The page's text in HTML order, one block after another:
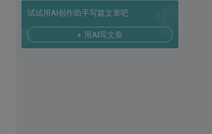
试试用AI创作助手写篇文章吧
+ 用AI写文章